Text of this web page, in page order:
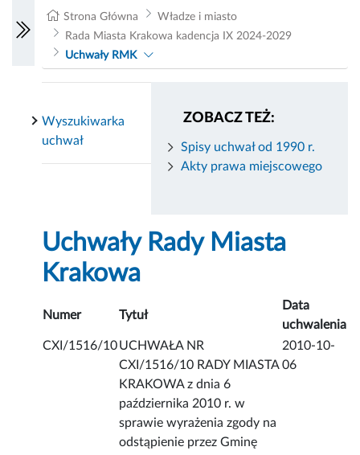
Strona Główna
Władze i miasto
Rada Miasta Krakowa kadencja IX 2024-2029
Uchwały RMK
ZOBACZ TEŻ:
Spisy uchwał od 1990 r.
Akty prawa miejscowego
Wyszukiwarka
uchwał
Uchwały Rady Miasta
Krakowa
Numer Tytuł
Data
uchwalenia
CXI/1516/10UCHWAŁA NR
CXI/1516/10 RADY MIASTA
KRAKOWA z dnia 6
października 2010 r. w
sprawie wyrażenia zgody na
odstąpienie przez Gminę
2010-10-
06